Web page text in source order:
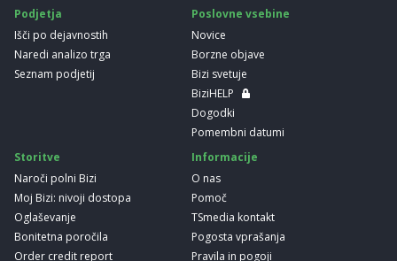
Podjetja
Išči po dejavnostih
Naredi analizo trga
Seznam podjetij
Poslovne vsebine
Novice
Borzne objave
Bizi svetuje
BiziHELP
Dogodki
Pomembni datumi
Storitve
Naroči polni Bizi
Moj Bizi: nivoji dostopa
Oglaševanje
Bonitetna poročila
Order credit report
Informacije
O nas
Pomoč
TSmedia kontakt
Pogosta vprašanja
Pravila in pogoji